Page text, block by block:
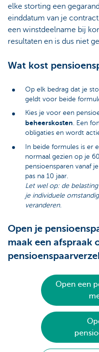
elke storting een
einddatum van je
een winstdeelname bij
resultaten en is dus niet
Wat kost
Op elk bedrag dat je
geldt voor beide
Kies je voor een
beheerskosten. Een
obligaties en wordt
In beide formules is er
normaal gezien op je
pensioensparen vanaf
pas na 10 jaar.
Let wel op: de
je individuele
veranderen.
Open je
maak een afspraak
Open een